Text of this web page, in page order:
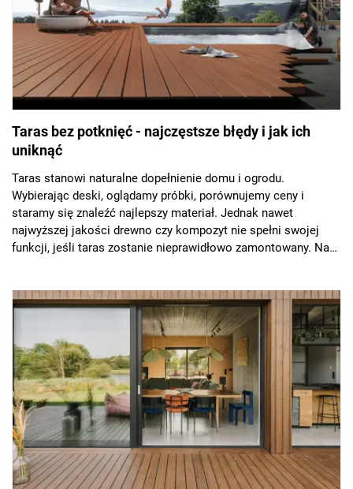
Taras bez potknięć - najczęstsze błędy i jak ich
uniknąć
Taras stanowi naturalne dopełnienie domu i ogrodu.
Wybierając deski, oglądamy próbki, porównujemy ceny i
staramy się znaleźć najlepszy materiał. Jednak nawet
najwyższej jakości drewno czy kompozyt nie spełni swojej
funkcji, jeśli taras zostanie nieprawidłowo zamontowany. Na